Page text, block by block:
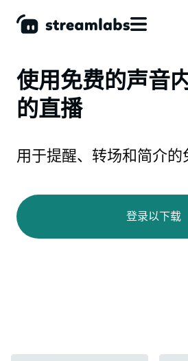
使用免费的声音
的直播
用于提醒、转场和简介的
登录以下载